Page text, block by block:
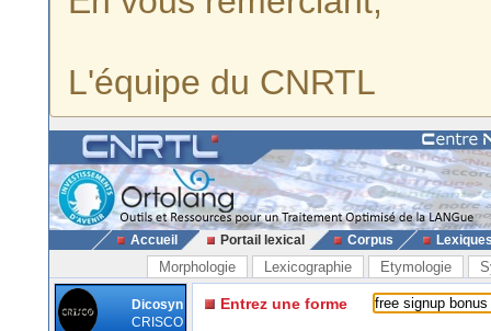
L'équipe du CNRTL
Accueil Portail lexical Corpus
Morphologie Lexicographie Etymologie
Dicosyn
CRISCO
Entrez une forme